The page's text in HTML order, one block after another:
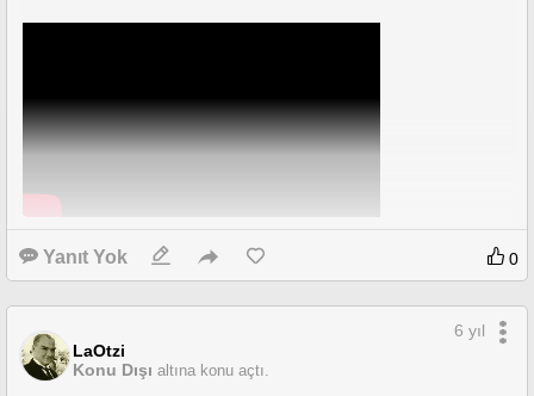
Yanıt Yok 0
LaOtzi
Konu Dışı altına konu açtı.
6 yıl